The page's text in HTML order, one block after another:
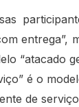
entrega”,
“atacado
é o
de